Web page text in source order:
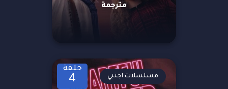
مترجمة
حلقة
4 مسلسلات اجنبي